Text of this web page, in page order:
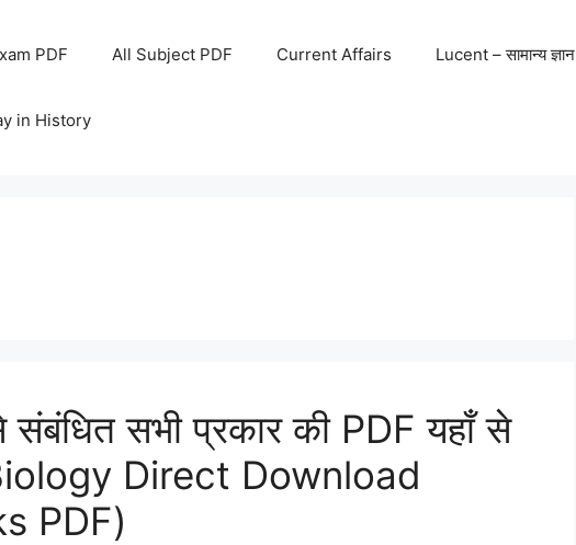
PDF All Subject PDF Current Affairs Lucent – सामान्य ज्ञान
in History
संबंधित सभी प्रकार की PDF यहाँ से
Direct Download
PDF)